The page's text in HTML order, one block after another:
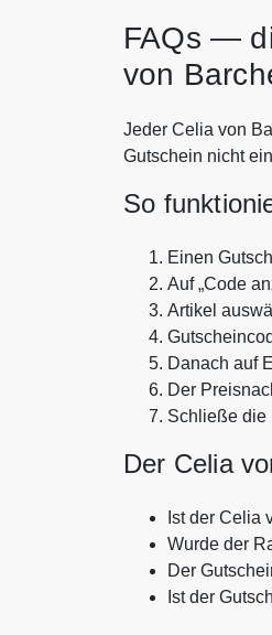
FAQs —
von
Jeder Celia von
Gutschein nicht
So
Einen
Auf „Code
Artikel
Danach auf
Der
Schließe die
Der Celia
Ist der Celia
Wurde der
Der
Ist der